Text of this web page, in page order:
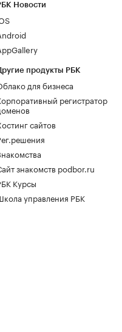
Новости
продукты РБК
для бизнеса
регистратор
сайтов
знакомств podbor.ru
Курсы
управления РБК